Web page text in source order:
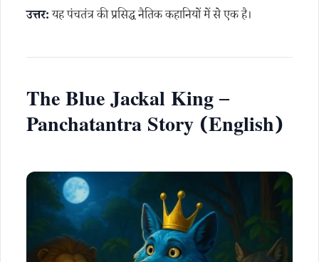
उत्तर:यह पंचतंत्र की प्रसिद्ध नैतिक कहानियों में से एक है।
The Blue Jackal King –
Panchatantra Story (English)